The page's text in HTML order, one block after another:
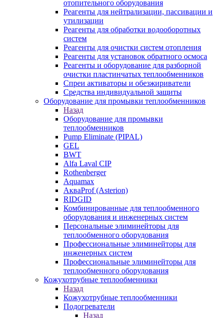
отопительного оборудования
Реагенты для нейтрализации, пассивации и
утилизации
Реагенты для обработки водооборотных
систем
Реагенты для очистки систем отопления
Реагенты для установок обратного осмоса
Реагенты и оборудование для разборной
очистки пластинчатых теплообменников
Спреи активаторы и обезжириватели
Средства индивидуальной защиты
Оборудование для промывки теплообменников
Назад
Оборудование для промывки
теплообменников
Pump Eliminate (PIPAL)
GEL
BWT
Alfa Laval CIP
Rothenberger
Aquamax
АкваProf (Asterion)
RIDGID
Комбинированные для теплообменного
оборудования и инженерных систем
Персональные элиминейторы для
теплообменного оборудования
Профессиональные элиминейторы для
инженерных систем
Профессиональные элиминейторы для
теплообменного оборудования
Кожухотрубные теплообменники
Назад
Кожухотрубные теплообменники
Подогреватели
Назад